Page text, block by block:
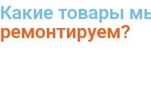
Какие товары
ремонтируем?